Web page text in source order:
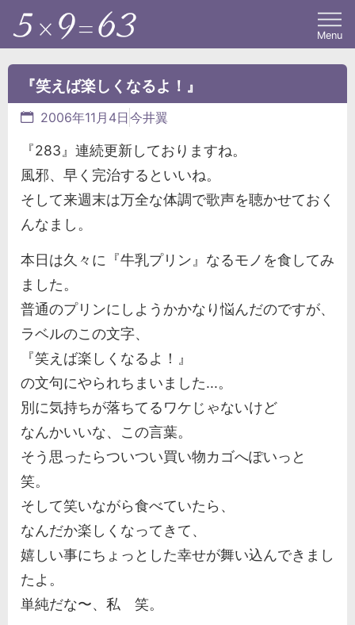
Menu
『笑えば楽しくなるよ！』
2006年11月4日 今井翼
『283』連続更新しておりますね。
風邪、早く完治するといいね。
そして来週末は万全な体調で歌声を聴かせておく
んなまし。
本日は久々に『牛乳プリン』なるモノを食してみ
ました。
普通のプリンにしようかかなり悩んだのですが、
ラベルのこの文字、
『笑えば楽しくなるよ！』
の文句にやられちまいました...。
別に気持ちが落ちてるワケじゃないけど
なんかいいな、この言葉。
そう思ったらついつい買い物カゴへぽいっと
笑。
そして笑いながら食べていたら、
なんだか楽しくなってきて、
嬉しい事にちょっとした幸せが舞い込んできまし
たよ。
単純だな〜、私 笑。